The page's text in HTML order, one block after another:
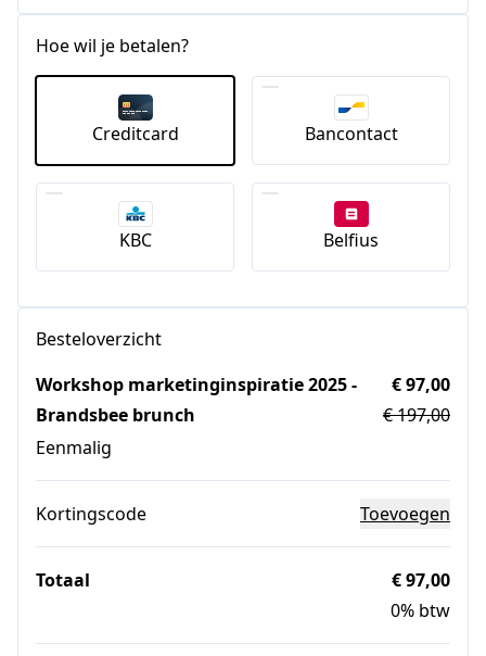
Hoe wil je betalen?
Creditcard Bancontact
KBC Belfius
Besteloverzicht
Workshop marketinginspiratie 2025 -
Brandsbee brunch
Eenmalig
€ 97,00
€ 197,00
Kortingscode Toevoegen
Totaal
€ 97,00
0% btw